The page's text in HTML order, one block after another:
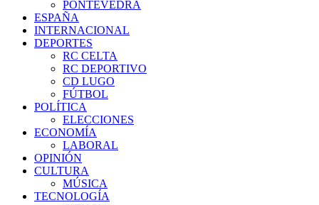
PONTEVEDRA
ESPAÑA
INTERNACIONAL
DEPORTES
RC CELTA
RC DEPORTIVO
CD LUGO
FÚTBOL
POLÍTICA
ELECCIONES
ECONOMÍA
LABORAL
OPINIÓN
CULTURA
MÚSICA
TECNOLOGÍA